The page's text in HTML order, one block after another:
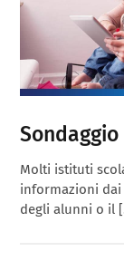
Molti istituti
informazioni dai
degli alunni o il